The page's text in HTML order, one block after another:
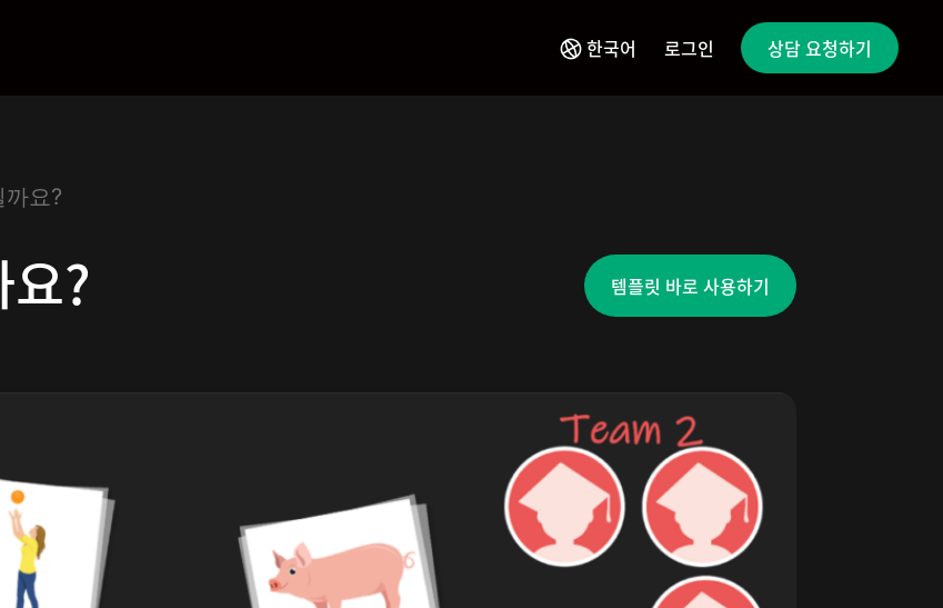
한국어 로그인 상담 요청하기
요?
? 템플릿 바로 사용하기